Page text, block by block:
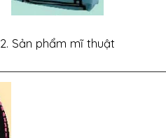
2. Sản phẩm mĩ thuật